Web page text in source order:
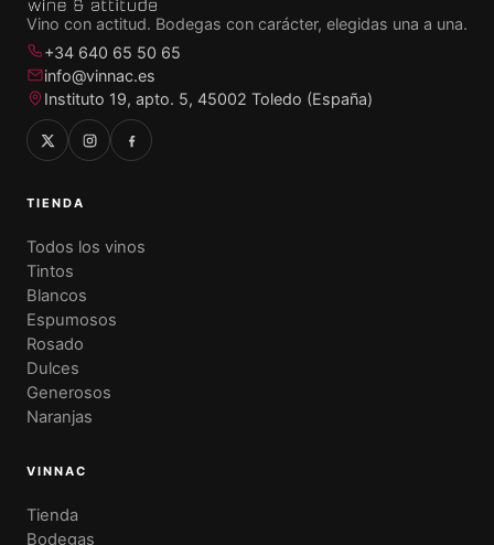
Vino con actitud. Bodegas con carácter, elegidas una a una.
+34 640 65 50 65
info@vinnac.es
Instituto 19, apto. 5, 45002 Toledo (España)
TIENDA
Todos los vinos
Tintos
Blancos
Espumosos
Rosado
Dulces
Generosos
Naranjas
VINNAC
Tienda
Bodegas